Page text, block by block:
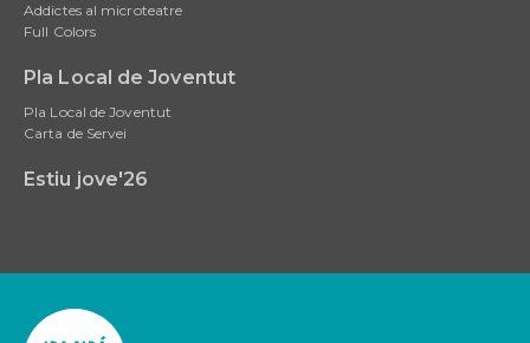
Addictes al microteatre
Full Colors
Pla Local de Joventut
Pla Local de Joventut
Carta de Servei
Estiu jove'26